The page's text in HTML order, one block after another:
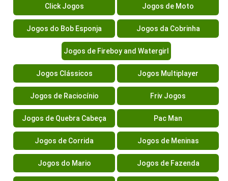
Click Jogos Jogos de Moto
Jogos do Bob Esponja Jogos da Cobrinha
Jogos de Fireboy and Watergirl
Jogos Clássicos Jogos Multiplayer
Jogos de Raciocínio Friv Jogos
Jogos de Quebra Cabeça Pac Man
Jogos de Corrida Jogos de Meninas
Jogos do Mario Jogos de Fazenda